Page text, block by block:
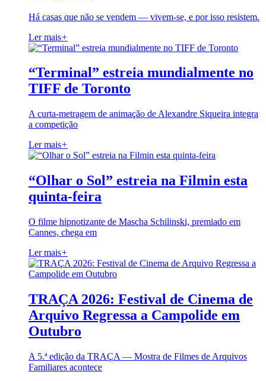
Há casas que não se vendem — vivem-se, e por isso resistem.
Ler mais+
“Terminal” estreia mundialmente no
TIFF de Toronto
A curta-metragem de animação de Alexandre Siqueira integra
a competição
Ler mais+
“Olhar o Sol” estreia na Filmin esta
quinta-feira
O filme hipnotizante de Mascha Schilinski, premiado em
Cannes, chega em
Ler mais+
TRAÇA 2026: Festival de Cinema de
Arquivo Regressa a Campolide em
Outubro
A 5.ª edição da TRAÇA — Mostra de Filmes de Arquivos
Familiares acontece